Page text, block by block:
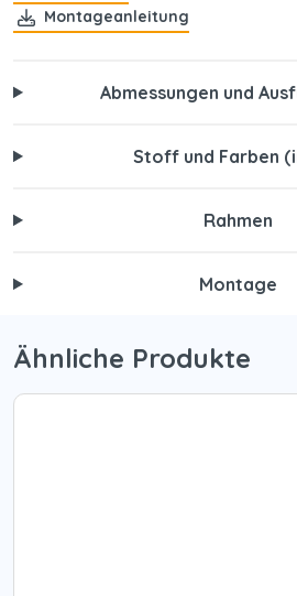
Montageanleitung
Abmessungen und
Stoff und Farben
Rahmen
Montage
Ähnliche Produkte